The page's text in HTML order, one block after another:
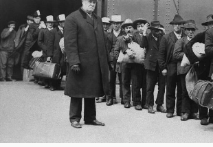
Трудно представить чисто
по-человечески что-то более